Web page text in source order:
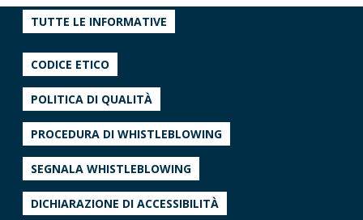
TUTTE LE INFORMATIVE
CODICE ETICO
POLITICA DI QUALITÀ
PROCEDURA DI WHISTLEBLOWING
SEGNALA WHISTLEBLOWING
DICHIARAZIONE DI ACCESSIBILITÀ